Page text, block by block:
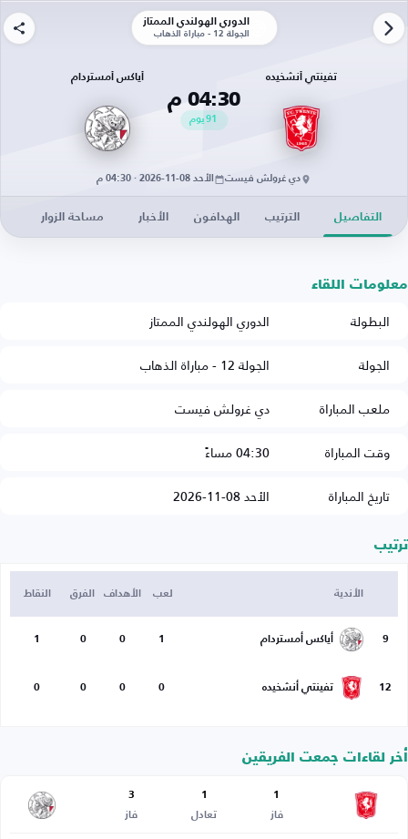
الدوري الهولندي الممتاز
الجولة 12 - مباراة الذهاب
تفينتي أنشخيده
04:30 م
91يوم
أياكس أمستردام
دي غرولش فيست الأحد 08-11-2026 · 04:30 م
التفاصيل الترتيب الهدافون الأخبار مساحة الزوار
معلومات اللقاء
البطولة
الدوري الهولندي الممتاز
الجولة
الجولة 12 - مباراة الذهاب
ملعب المباراة
دي غرولش فيست
وقت المباراة
04:30 مساءً
تاريخ المباراة
الأحد 08-11-2026
ترتيب
الأندية لعب الأهداف الفرق النقاط
9 أياكس أمستردام 1
0
0
1
12 تفينتي أنشخيده 0
0
0
0
أخر لقاءات جمعت الفريقين
1
فاز
1
تعادل
3
فاز